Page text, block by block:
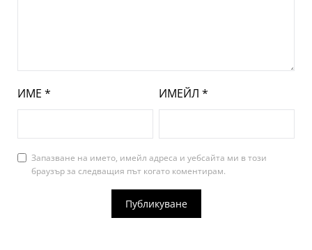
ИМЕ * ИМЕЙЛ *
Запазване на името, имейл адреса и уебсайта ми в този
браузър за следващия път когато коментирам.